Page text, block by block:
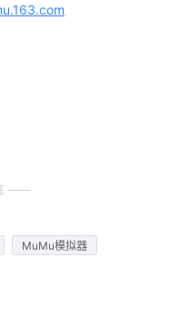
MuMu模拟器